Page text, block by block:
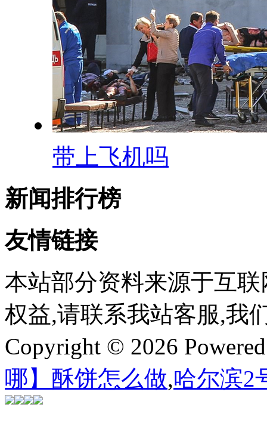
带上飞机吗
新闻排行榜
友情链接
本站部分资料来源于互
权益,请联系我站客服,我
Copyright © 2026
哪】酥饼怎么做,哈尔滨2